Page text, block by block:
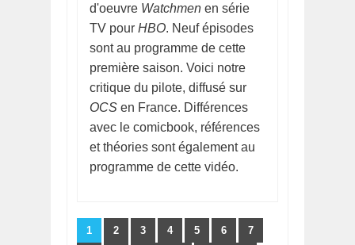
d'oeuvre Watchmen en série
TV pour HBO. Neuf épisodes
sont au programme de cette
première saison. Voici notre
critique du pilote, diffusé sur
OCS en France. Différences
avec le comicbook, références
et théories sont également au
programme de cette vidéo.
1 2 3 4 5 6 7